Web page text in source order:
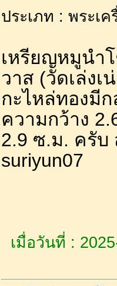
ประเภท : พระเ
เหรียญหมูนำ
วาส (วัดเล่งเ
กะไหล่ทองมี
ความกว้าง
2.9 ซ.ม. ครับ
suriyun07
เมื่อวันที่ :